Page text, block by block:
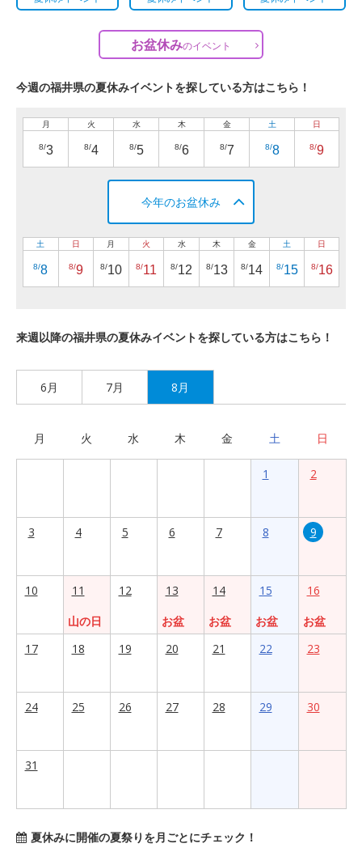
お盆休みのイベント
今週の福井県の夏休みイベントを探している方はこちら！
月
8/3
火
8/4
水
8/5
木
8/6
金
8/7
土
8/8
日
8/9
今年のお盆休み
土
8/8
日
8/9
月
8/10
火
8/11
水
8/12
木
8/13
金
8/14
土
8/15
日
8/16
来週以降の福井県の夏休みイベントを探している方はこちら！
6月 7月 8月
月 火 水 木 金 土 日
1 2
3 4 5 6 7 8 9
10
11
山の日
12
13
お盆
14
お盆
15
お盆
16
お盆
17
18 19 20 21 22 23
24 25 26 27 28 29 30
31
夏休みに開催の夏祭りを月ごとにチェック！